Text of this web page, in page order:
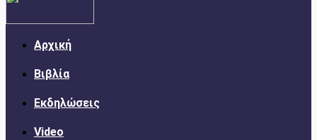
Αρχική
Βιβλία
Εκδηλώσεις
Video